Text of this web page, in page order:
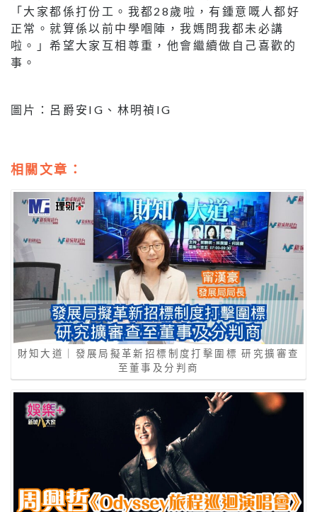
「大家都係打份工。我都28歲啦，有鍾意嘅人都好
正常。就算係以前中學嗰陣，我媽問我都未必講
啦。」希望大家互相尊重，他會繼續做自己喜歡的
事。
圖片：呂爵安IG、林明禎IG
相關文章：
財知大道｜發展局擬革新招標制度打擊圍標 研究擴審查
至董事及分判商